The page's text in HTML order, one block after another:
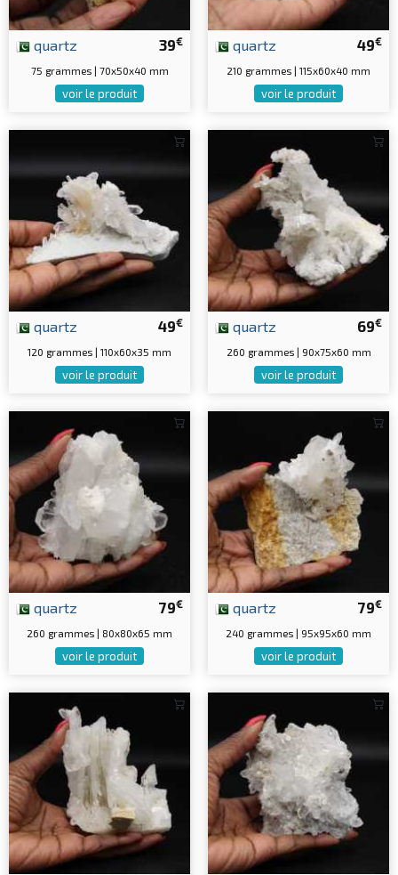
39€
quartz
75 grammes | 70x50x40 mm
voir le produit
49€
quartz
210 grammes | 115x60x40 mm
voir le produit
49€
quartz
120 grammes | 110x60x35 mm
voir le produit
69€
quartz
260 grammes | 90x75x60 mm
voir le produit
79€
quartz
260 grammes | 80x80x65 mm
voir le produit
79€
quartz
240 grammes | 95x95x60 mm
voir le produit